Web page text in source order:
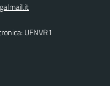
UFNVR1